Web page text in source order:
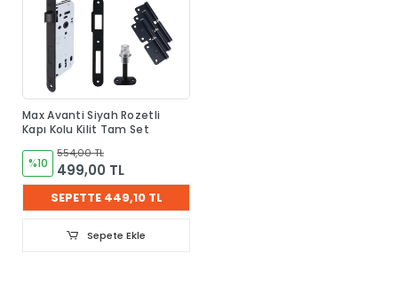
Max Avanti Siyah Rozetli
Kapı Kolu Kilit Tam Set
%10
554,00 TL
499,00 TL
SEPETTE 449,10 TL
Sepete Ekle